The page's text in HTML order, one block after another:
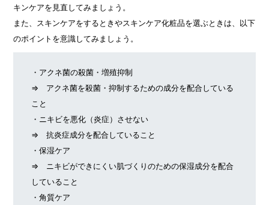
キンケアを見直してみましょう。
また、スキンケアをするときやスキンケア化粧品を選ぶときは、以下
のポイントを意識してみましょう。
・アクネ菌の殺菌・増殖抑制
⇒ アクネ菌を殺菌・抑制するための成分を配合している
こと
・ニキビを悪化（炎症）させない
⇒ 抗炎症成分を配合していること
・保湿ケア
⇒ ニキビができにくい肌づくりのための保湿成分を配合
していること
・角質ケア